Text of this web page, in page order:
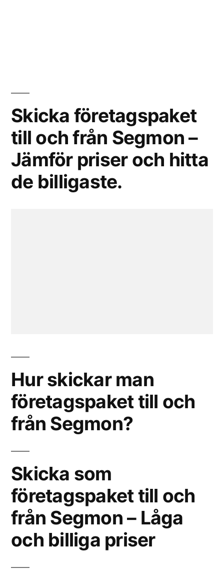
Skicka företagspaket
till och från Segmon –
Jämför priser och hitta
de billigaste.
Hur skickar man
företagspaket till och
från Segmon?
Skicka som
företagspaket till och
från Segmon – Låga
och billiga priser